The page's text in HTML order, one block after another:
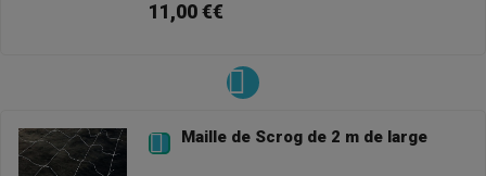
11,00 €€
 Maille de Scrog de 2 m de large